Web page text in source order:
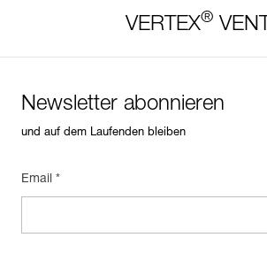
VERTEX® VENT
Newsletter abonnieren
und auf dem Laufenden bleiben
Email *